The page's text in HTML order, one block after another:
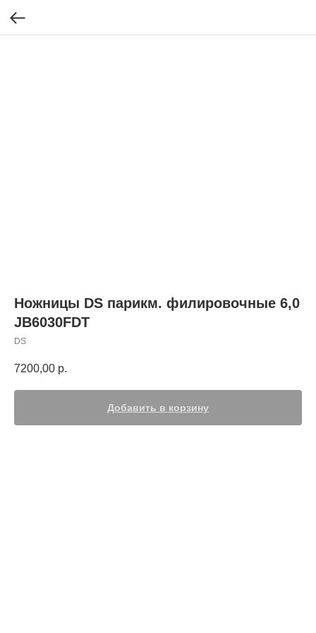
Ножницы DS парикм. филировочные 6,0
JB6030FDT
DS
7200,00 р.
Добавить в корзину